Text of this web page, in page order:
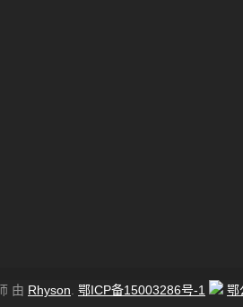
由 Rhyson 鄂ICP备15003286号-1 鄂